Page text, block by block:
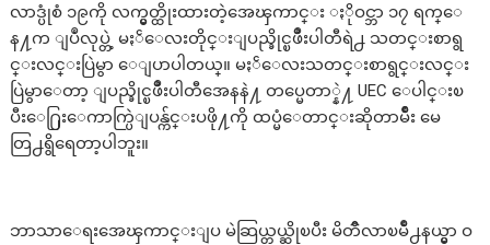
လာဒ္ပုံစံ ၁၉ကို လက္မွတ္ထိုးထားတဲ့အေၾကာင္း ႏိုဝင္ဘာ ၁၇ ရက္ေ
န႔က ျပဳလုပ္တဲ့ မႏၲေလးတိုင္းျပည္ခိုင္ၿဖိဳးပါတီရဲ႕ သတင္းစာရွ
င္းလင္းပြဲမွာ ေျပာပါတယ္။ မႏၲေလးသတင္းစာရွင္းလင္း
ပြဲမွာေတာ့ ျပည္ခိုင္ၿဖိဳးပါတီအေနနဲ႔ တပ္မေတာ္နဲ႔ UEC ေပါင္းၿ
ပီးေ႐ြးေကာက္ပြဲျပန္က်င္းပဖို႔ကို ထပ္မံေတာင္းဆိုတာမ်ိဳး မေ
တြ႕ရွိရေတာ့ပါဘူး။
ဘာသာေရးအေၾကာင္းျပ မဲဆြယ္တယ္ဆိုၿပီး မိတၳီလာၿမိဳ႕နယ္မွာ ဝ